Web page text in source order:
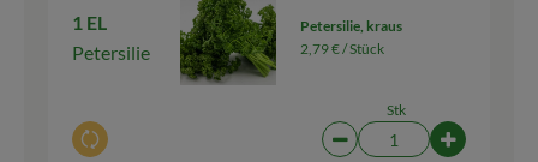
1 EL
Petersilie
Auswahl ändern
Petersilie, kraus
2,79 € /Stück
Stk
Artikelanzahl